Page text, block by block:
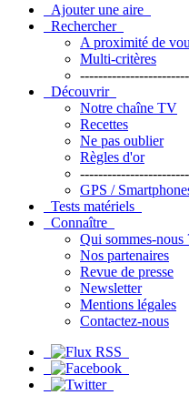
Ajouter une aire
Rechercher
A proximité de
Multi-critères
Découvrir
Notre chaîne TV
Recettes
Ne pas oublier
Règles d'or
GPS /
Tests matériels
Connaître
Qui sommes-nous
Nos partenaires
Revue de presse
Newsletter
Mentions légales
Contactez-nous